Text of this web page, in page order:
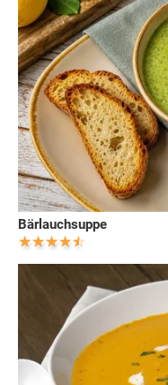
Bärlauchsuppe